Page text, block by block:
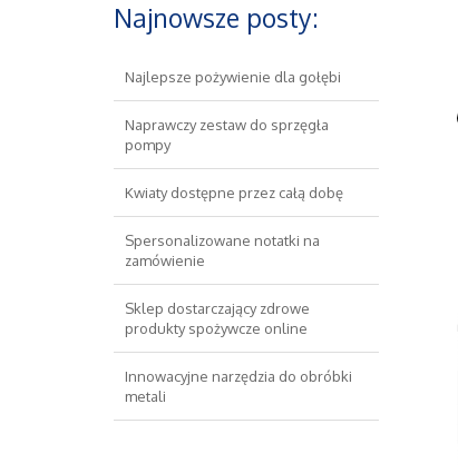
Najnowsze posty:
Najlepsze pożywienie dla gołębi
Naprawczy zestaw do sprzęgła
pompy
Kwiaty dostępne przez całą dobę
Spersonalizowane notatki na
zamówienie
Sklep dostarczający zdrowe
produkty spożywcze online
Innowacyjne narzędzia do obróbki
metali